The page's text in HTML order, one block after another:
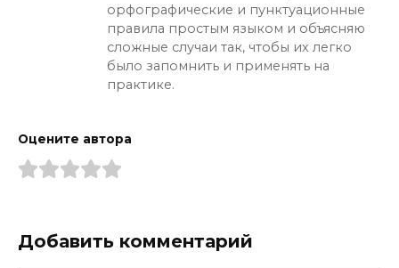
орфографические и пунктуационные
правила простым языком и объясняю
сложные случаи так, чтобы их легко
было запомнить и применять на
практике.
Оцените автора
Добавить комментарий